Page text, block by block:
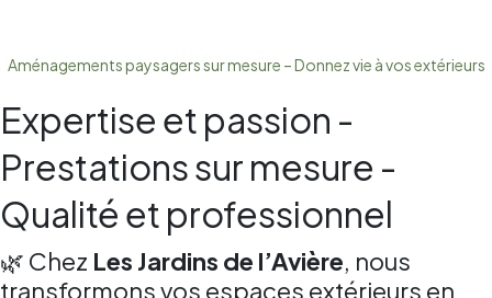
Aménagements paysagers sur mesure – Donnez vie à vos extérieurs
Expertise et passion -
Prestations sur mesure -
Qualité et professionnel
🌿 Chez Les Jardins de l’Avière, nous
transformons vos espaces extérieurs en